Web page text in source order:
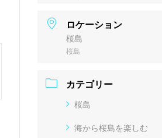
ロケーション
桜島
桜島
カテゴリー
桜島
海から桜島を楽しむ